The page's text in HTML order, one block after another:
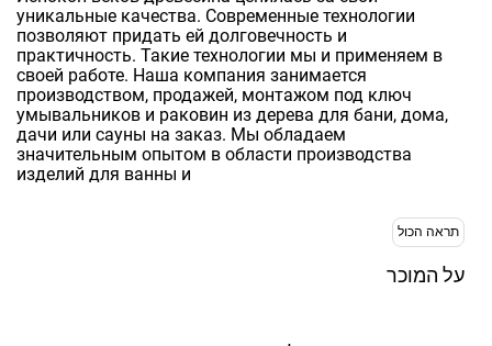
уникальные качества. Современные технологии
позволяют придать ей долговечность и
практичность. Такие технологии мы и применяем в
своей работе. Наша компания занимается
производством, продажей, монтажом под ключ
умывальников и раковин из дерева для бани, дома,
дачи или сауны на заказ. Мы обладаем
значительным опытом в области производства
изделий для ванны и
תראה הכול
על המוכר